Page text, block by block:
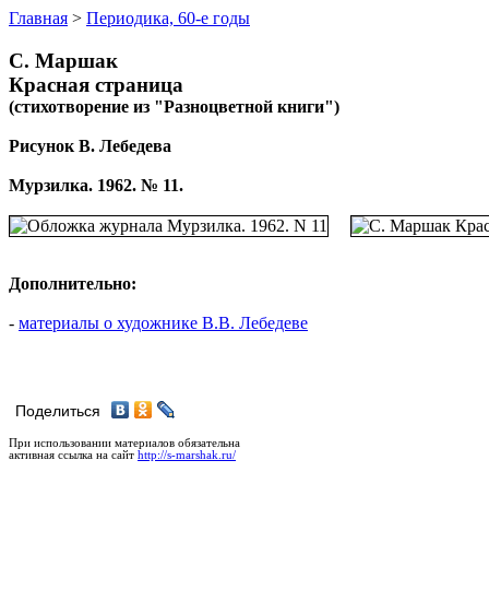
Главная > Периодика, 60-е годы
С. Маршак
Красная страница
(стихотворение из "Разноцветной книги")
Рисунок В. Лебедева
Мурзилка. 1962. № 11.
Дополнительно:
- материалы о художнике В.В. Лебедеве
Поделиться
При использовании материалов обязательна
активная ссылка на сайт http://s-marshak.ru/